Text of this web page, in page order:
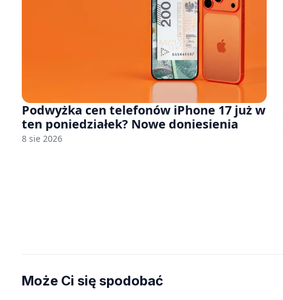
Podwyżka cen telefonów iPhone 17 już w
ten poniedziałek? Nowe doniesienia
8 sie 2026
Może Ci się spodobać